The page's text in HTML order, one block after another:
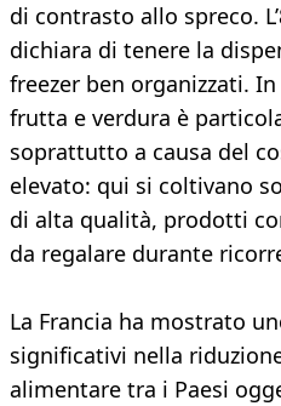
di contrasto allo spreco.
dichiara di tenere la
freezer ben organizzati.
frutta e verdura è
soprattutto a causa del
elevato: qui si coltivano
di alta qualità, prodotti
da regalare durante
La Francia ha mostrato
significativi nella
alimentare tra i Paesi